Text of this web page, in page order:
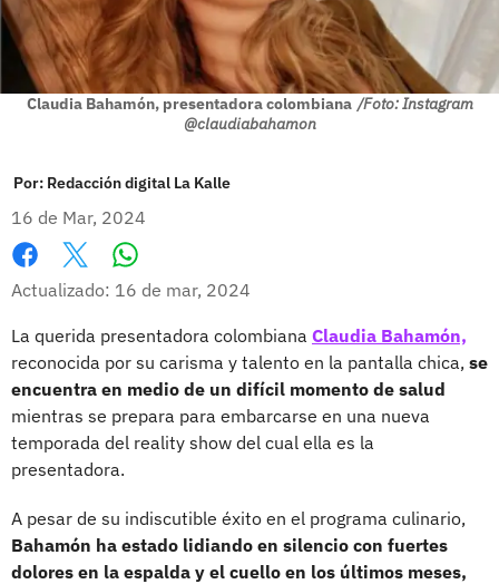
Claudia Bahamón, presentadora colombiana /Foto: Instagram
@claudiabahamon
Por: Redacción digital La Kalle
16 de Mar, 2024
Facebook
X
Actualizado: 16 de mar, 2024
La querida presentadora colombiana Claudia Bahamón,
reconocida por su carisma y talento en la pantalla chica, se
encuentra en medio de un difícil momento de salud
mientras se prepara para embarcarse en una nueva
temporada del reality show del cual ella es la
presentadora.
A pesar de su indiscutible éxito en el programa culinario,
Bahamón ha estado lidiando en silencio con fuertes
dolores en la espalda y el cuello en los últimos meses,